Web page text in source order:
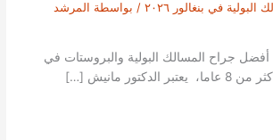
في بنغالور ٢٠٢٦
/ بواسطة المرشد
جراح المسالك البولية والبروستات في
مانيش […]